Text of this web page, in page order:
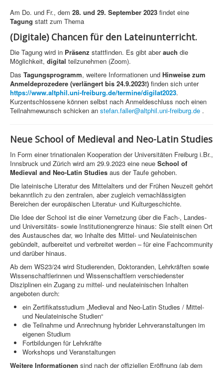
Am Do. und Fr., dem 28. und 29. September 2023 findet eine
Tagung statt zum Thema
(Digitale) Chancen für den Lateinunterricht.
Die Tagung wird in Präsenz stattfinden. Es gibt aberauch die
Möglichkeit, digital teilzunehmen (Zoom).
Das Tagungsprogramm, weitere Informationen und Hinweise zum
Anmeldeprozedere (verlängert bis 24.9.2023!) finden sich unter
https://www.altphil.uni-freiburg.de/termine/digilat2023.
Kurzentschlossene können selbst nach Anmeldeschluss noch einen
Teilnahmewunsch schicken an stefan.faller@altphil.uni-freiburg.de .
Neue School of Medieval and Neo-Latin Studies
In Form einer trinationalen Kooperation der Universitäten Freiburg i.Br.,
Innsbruck und Zürich wird am 29.9.2023 eine neue School of
Medieval and Neo-Latin Studies aus der Taufe gehoben.
Die lateinische Literatur des Mittelalters und der Frühen Neuzeit gehört
bekanntlich zu den zentralen, aber zugleich vernachlässigten
Bereichen der europäischen Literatur- und Kulturgeschichte.
Die Idee der School ist die einer Vernetzung über die Fach-, Landes-
und Universitäts- sowie Institutionengrenze hinaus: Sie stellt einen Ort
des Austausches dar, wo Inhalte des Mittel- und Neulateinischen
gebündelt, aufbereitet und verbreitet werden – für eine Fachcommunity
und darüber hinaus.
Ab dem WS23/24 wird Studierenden, Doktoranden, Lehrkräften sowie
Wissenschaftlerinnen und Wissenschaftlern verschiedenster
Disziplinen ein Zugang zu mittel- und neulateinischen Inhalten
angeboten durch:
ein Zertifikatsstudium „Medieval and Neo-Latin Studies / Mittel-
und Neulateinische Studien“
die Teilnahme und Anrechnung hybrider Lehrveranstaltungen im
eigenen Studium
Fortbildungen für Lehrkräfte
Workshops und Veranstaltungen
Weitere Informationen sind nach der offiziellen Eröffnung (ab dem